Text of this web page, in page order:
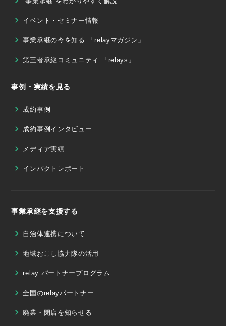
イベント・セミナー情報
事業承継の今を知る 「relayマガジン」
第三者承継コミュニティ 「relays」
事例・実績を見る
成約事例
成約事例インタビュー
メディア実績
インパクトレポート
事業承継を支援する
自治体連携について
地域おこし協力隊の活用
relay パートナープログラム
全国のrelayパートナー
廃業・閉店を知らせる